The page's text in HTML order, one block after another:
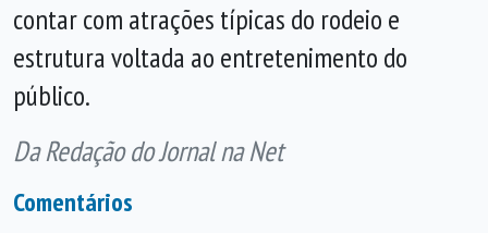
contar com atrações típicas do rodeio e
estrutura voltada ao entretenimento do
público.
Da Redação do Jornal na Net
Comentários